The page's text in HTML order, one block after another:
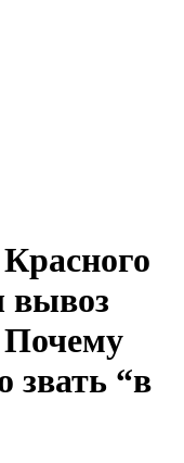
вывоз
Почему
звать “в